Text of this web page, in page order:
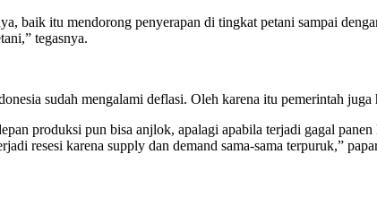
baik itu mendorong penyerapan di tingkat petani sampai
tegasnya.
sudah mengalami deflasi. Oleh karena itu pemerintah juga
produksi pun bisa anjlok, apalagi apabila terjadi gagal
resesi karena supply dan demand sama-sama terpuruk,”